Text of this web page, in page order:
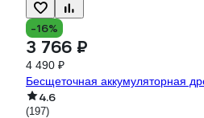
-16%
3 766 ₽
4 490 ₽
4.6
(197)